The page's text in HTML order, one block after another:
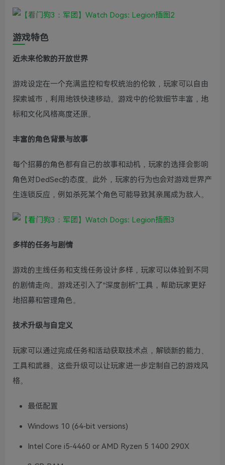
游戏特色
近未来伦敦的开放世界
游戏设定在一个充满监控和专权统治的伦敦，玩家可以自由
探索城市，利用地铁快速移动。游戏中的伦敦细节丰富，地
标和文化风格高度还原。
丰富的角色背景与故事
每个招募的角色都有自己的故事和动机，玩家的选择会影响
角色对DedSec的态度。此外，玩家的行为也会对游戏世界产
生连锁反应，例如杀死某个角色可能导致其亲属成为敌人。
多样的任务与剧情
游戏的主线任务和支线任务设计多样，玩家可以体验到不同
的剧情走向。游戏还引入了“深度剖析”工具，帮助玩家更好
地招募和管理角色。
技术升级与自定义
玩家可以通过完成任务和活动获取技术点，解锁新的能力、
工具和武器。这些升级可以让玩家进一步定制自己的游戏风
格。
最低配置
Windows 10 (64-bit versions)
Intel Core i5-4460 or AMD Ryzen 5 1400 290X